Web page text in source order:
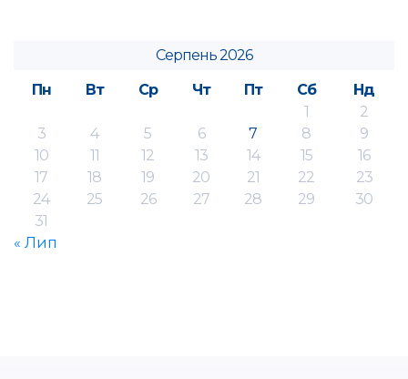
Серпень 2026
Пн
Вт Ср Чт Пт Сб
Нд
1
2
3
4 5 6 7 8
9
10
11 12 13 14 15
16
17
18 19 20 21 22
23
24
25 26 27 28 29
30
31
« Лип